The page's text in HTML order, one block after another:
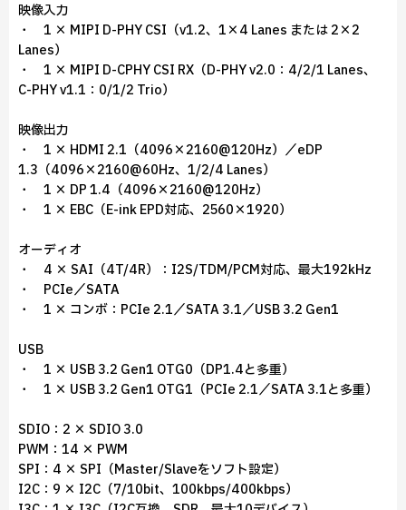
映像入力
・ 1 × MIPI D-PHY CSI（v1.2、1×4 Lanes または 2×2
Lanes）
・ 1 × MIPI D-CPHY CSI RX（D-PHY v2.0：4/2/1 Lanes、
C-PHY v1.1：0/1/2 Trio）
映像出力
・ 1 × HDMI 2.1（4096×2160@120Hz）／eDP
1.3（4096×2160@60Hz、1/2/4 Lanes）
・ 1 × DP 1.4（4096×2160@120Hz）
・ 1 × EBC（E-ink EPD対応、2560×1920）
オーディオ
・ 4 × SAI（4T/4R）：I2S/TDM/PCM対応、最大192kHz
・ PCIe／SATA
・ 1 × コンボ：PCIe 2.1／SATA 3.1／USB 3.2 Gen1
USB
・ 1 × USB 3.2 Gen1 OTG0（DP1.4と多重）
・ 1 × USB 3.2 Gen1 OTG1（PCIe 2.1／SATA 3.1と多重）
SDIO：2 × SDIO 3.0
PWM：14 × PWM
SPI：4 × SPI（Master/Slaveをソフト設定）
I2C：9 × I2C（7/10bit、100kbps/400kbps）